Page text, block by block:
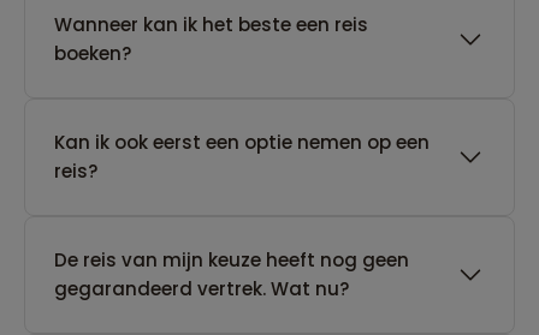
Wanneer kan ik het beste een reis
boeken?
Kan ik ook eerst een optie nemen op een
reis?
De reis van mijn keuze heeft nog geen
gegarandeerd vertrek. Wat nu?